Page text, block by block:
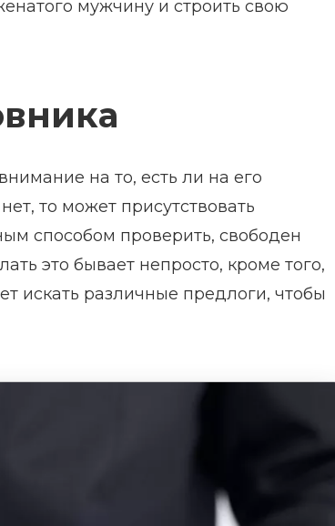
мужчину и строить свою
на то, есть ли на его
то может присутствовать
способом проверить, свободен
это бывает непросто, кроме того,
искать различные предлоги, чтобы